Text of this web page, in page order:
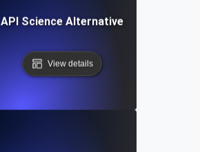
API Science Alternative
View details